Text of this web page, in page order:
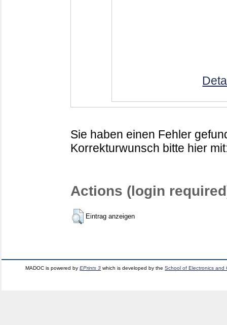
Sie haben einen Fehler
Korrekturwunsch bitte hier
Actions (login
Eintrag anzeigen
MADOC is powered byEPrints 3 which is developed by theSchool of Electronics and